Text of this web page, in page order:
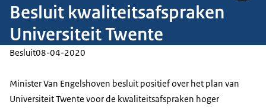
Besluit kwaliteitsafspraken
Universiteit Twente
Besluit08-04-2020
Minister Van Engelshoven besluit positief over het plan van
Universiteit Twente voor de kwaliteitsafspraken hoger